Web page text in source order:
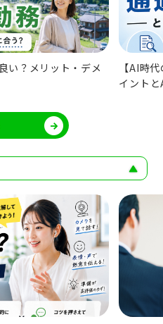
い？メリット・デメ
【AI時
イント